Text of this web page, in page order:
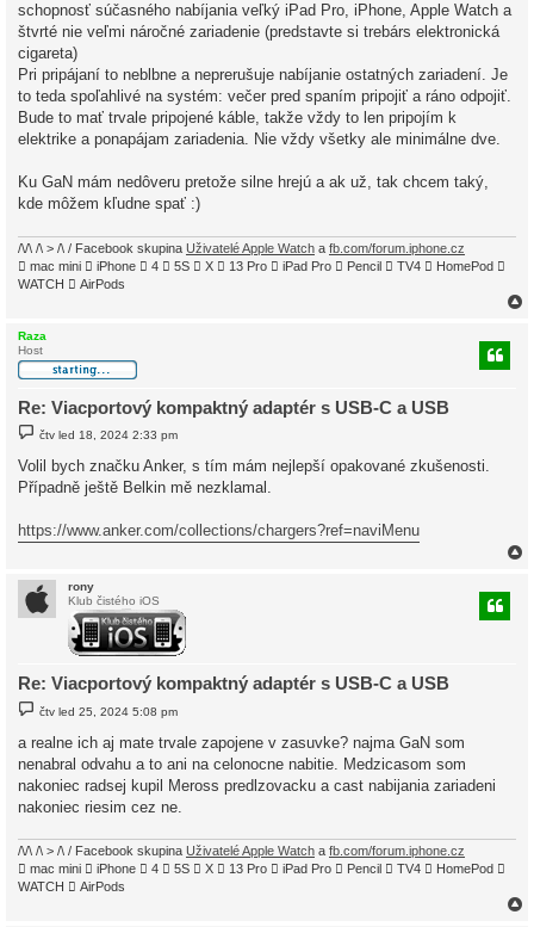
schopnosť súčasného nabíjania veľký iPad Pro, iPhone, Apple Watch a
štvrté nie veľmi náročné zariadenie (predstavte si trebárs elektronická
cigareta)
Pri pripájaní to neblbne a neprerušuje nabíjanie ostatných zariadení. Je
to teda spoľahlivé na systém: večer pred spaním pripojiť a ráno odpojiť.
Bude to mať trvale pripojené káble, takže vždy to len pripojím k
elektrike a ponapájam zariadenia. Nie vždy všetky ale minimálne dve.
Ku GaN mám nedôveru pretože silne hrejú a ak už, tak chcem taký,
kde môžem kľudne spať :)
/\/\ /\ > /\ / Facebook skupina Uživatelé Apple Watch a fb.com/forum.iphone.cz
 mac mini  iPhone  4  5S  X  13 Pro  iPad Pro  Pencil  TV4  HomePod 
WATCH  AirPods
Raza
Host
Re: Viacportový kompaktný adaptér s USB-C a USB
P
í
s
p
ě
e
k
čtv led 18, 2024 2:33 pm
Volil bych značku Anker, s tím mám nejlepší opakované zkušenosti.
Případně ještě Belkin mě nezklamal.
https://www.anker.com/collections/chargers?ref=naviMenu
rony
Klub čistého iOS
Re: Viacportový kompaktný adaptér s USB-C a USB
P
s
p
ě
v
e
čtv led 25, 2024 5:08 pm
a realne ich aj mate trvale zapojene v zasuvke? najma GaN som
nenabral odvahu a to ani na celonocne nabitie. Medzicasom som
nakoniec radsej kupil Meross predlzovacku a cast nabijania zariadeni
nakoniec riesim cez ne.
/\/\ /\ > /\ / Facebook skupina Uživatelé Apple Watch a fb.com/forum.iphone.cz
 mac mini  iPhone  4  5S  X  13 Pro  iPad Pro  Pencil  TV4  HomePod 
WATCH  AirPods